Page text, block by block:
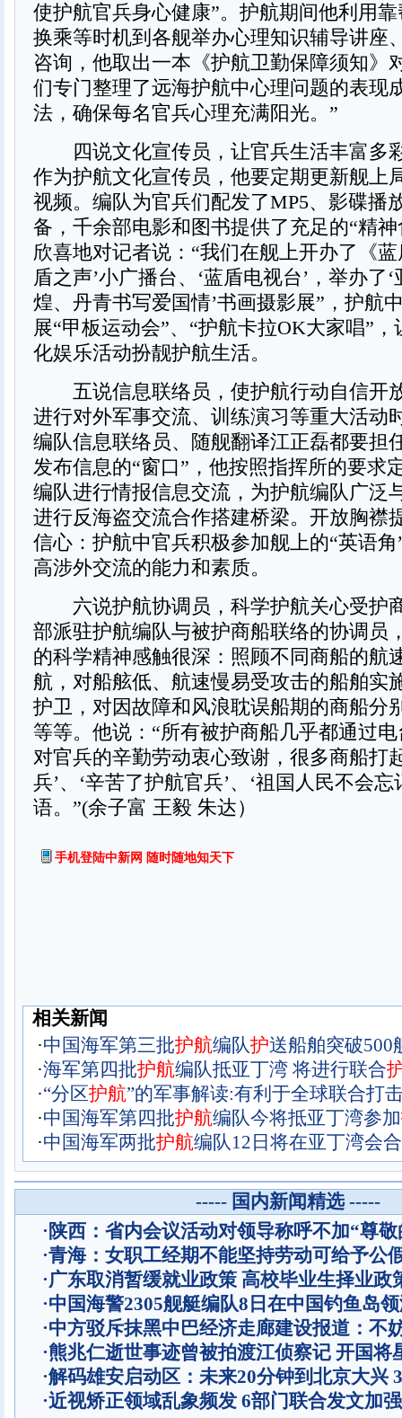
使护航官兵身心健康”。护航期间他利用
换乘等时机到各舰举办心理知识辅导讲座
咨询，他取出一本《护航卫勤保障须知》
们专门整理了远海护航中心理问题的表现
法，确保每名官兵心理充满阳光。”
四说文化宣传员，让官兵生活丰富多
作为护航文化宣传员，他要定期更新舰上
视频。编队为官兵们配发了MP5、影碟播
备，千余部电影和图书提供了充足的“精
欣喜地对记者说：“我们在舰上开办了《蓝
盾之声’小广播台、‘蓝盾电视台’，举办了
煌、丹青书写爱国情’书画摄影展”，护航
展“甲板运动会”、“护航卡拉OK大家唱”
化娱乐活动扮靓护航生活。
五说信息联络员，使护航行动自信开
进行对外军事交流、训练演习等重大活动
编队信息联络员、随舰翻译江正磊都要担
发布信息的“窗口”，他按照指挥所的要求
编队进行情报信息交流，为护航编队广泛
进行反海盗交流合作搭建桥梁。开放胸襟
信心：护航中官兵积极参加舰上的“英语
高涉外交流的能力和素质。
六说护航协调员，科学护航关心受护
部派驻护航编队与被护商船联络的协调员
的科学精神感触很深：照顾不同商船的航
航，对船舷低、航速慢易受攻击的船舶实
护卫，对因故障和风浪耽误船期的商船分
等等。他说：“所有被护商船几乎都通过
对官兵的辛勤劳动衷心致谢，很多商船打
兵’、‘辛苦了护航官兵’、‘祖国人民不会忘
语。”(余子富 王毅 朱达）
手机登陆中新网 随时随地知天下
相关新闻
·中国海军第三批护航编队护送船舶突破500
·海军第四批护航编队抵亚丁湾 将进行联合
·“分区护航”的军事解读:有利于全球联合打
·中国海军第四批护航编队今将抵亚丁湾参加
·中国海军两批护航编队12日将在亚丁湾会合
----- 国内新闻精选 -----
·陕西：省内会议活动对领导称呼不加“尊敬
·青海：女职工经期不能坚持劳动可给予公
·广东取消暂缓就业政策 高校毕业生择业政
·中国海警2305舰艇编队8日在中国钓鱼岛
·中方驳斥抹黑中巴经济走廊建设报道：不
·熊兆仁逝世事迹曾被拍渡江侦察记 开国将
·解码雄安启动区：未来20分钟到北京大兴
·近视矫正领域乱象频发 6部门联合发文加